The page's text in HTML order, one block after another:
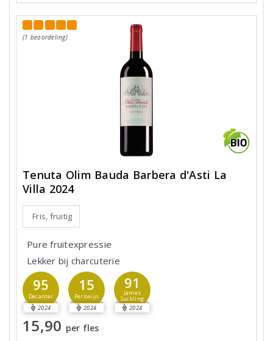
(1 beoordeling)
Tenuta Olim Bauda Barbera d'Asti La
Villa 2024
Fris, fruitig
Pure fruitexpressie
Lekker bij charcuterie
95
Decanter
2024
15
Perswijn
2024
91
James
Suckling
2024
15,90 per fles